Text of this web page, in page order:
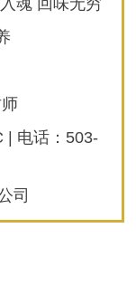
| 电话：503-
司